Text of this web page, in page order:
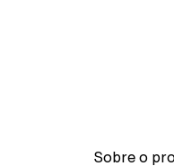
Sobre o